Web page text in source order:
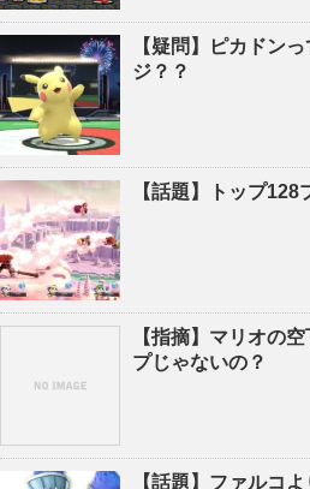
【疑問】ピカドン
ジ？？
【話題】トップ
【指摘】マリオの
プじゃないの？
【話題】ファルコ